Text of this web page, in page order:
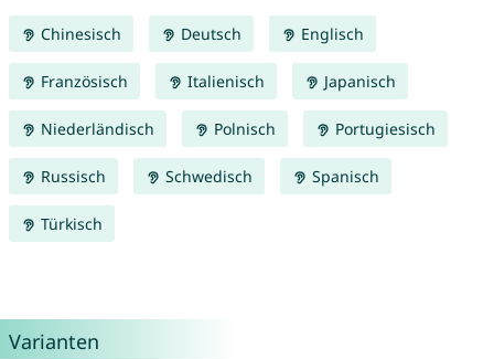
Chinesisch Deutsch Englisch
Französisch Italienisch Japanisch
Niederländisch Polnisch Portugiesisch
Russisch Schwedisch Spanisch
Türkisch
Varianten